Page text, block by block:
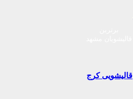
قالیشویی کرج